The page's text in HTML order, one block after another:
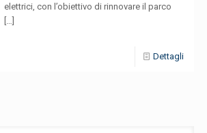
elettrici, con l’obiettivo di rinnovare il parco
[…]
Dettagli